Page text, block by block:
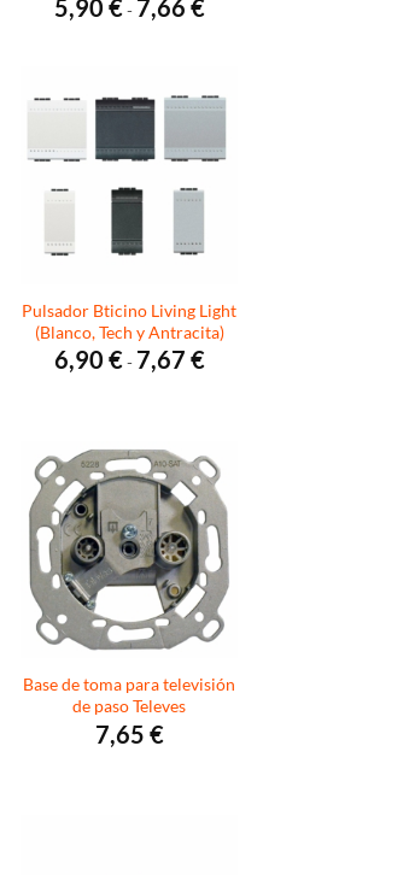
5,90 € - 7,66 €de
7,66 €
Pulsador Bticino Living Light
(Blanco, Tech y Antracita)
6,90 € - 7,67 €Rango
de
7,67 €
Base de toma para televisión
de paso Televes
7,65 €